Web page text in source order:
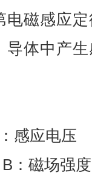
电磁感应
导体中产
：感应
磁场强度